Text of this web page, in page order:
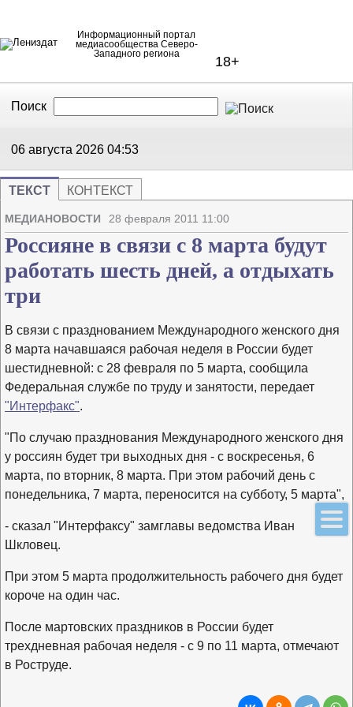
Информационный портал
медиасообщества Северо-
Западного региона
18+
Поиск
06 августа 2026 04:53
ТЕКСТ КОНТЕКСТ
МЕДИАНОВОСТИ 28 февраля 2011 11:00
Россияне в связи с 8 марта будут
работать шесть дней, а отдыхать
три
В связи с празднованием Международного женского дня
8 марта начавшаяся рабочая неделя в России будет
шестидневной: с 28 февраля по 5 марта, сообщила
Федеральная службе по труду и занятости, передает
"Интерфакс".
"По случаю празднования Международного женского дня
у россиян будет три выходных дня - с воскресенья, 6
марта, по вторник, 8 марта. При этом рабочий день с
понедельника, 7 марта, переносится на субботу, 5 марта",
- сказал "Интерфаксу" замглавы ведомства Иван
Шкловец.
При этом 5 марта продолжительность рабочего дня будет
короче на один час.
После мартовских праздников в России будет
трехдневная рабочая неделя - с 9 по 11 марта, отмечают
в Роструде.